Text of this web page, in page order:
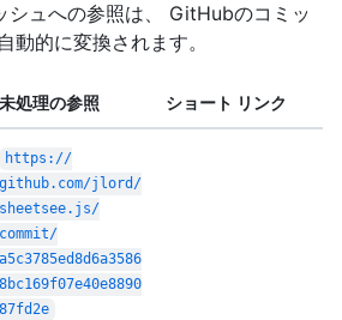
シュへの参照は、 GitHubのコミッ
動的に変換されます。
未処理の参照 ショート リンク
https://
github.com/jlord/
sheetsee.js/
commit/
a5c3785ed8d6a3586
8bc169f07e40e8890
87fd2e